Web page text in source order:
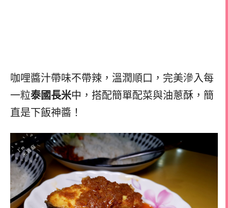
咖哩醬汁帶味不帶辣，溫潤順口，完美滲入每
一粒泰國長米中，搭配簡單配菜與油蔥酥，簡
直是下飯神醬！